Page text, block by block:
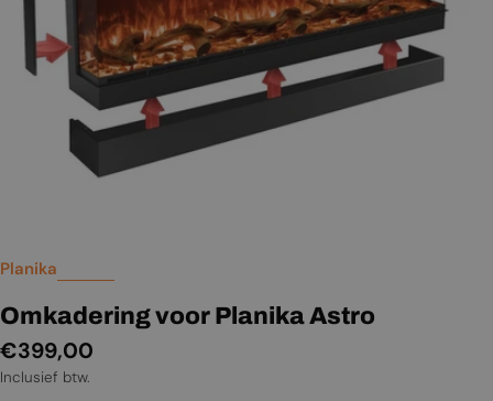
Planika
Omkadering voor Planika Astro
Normale
prijs
€399,00
Inclusief btw.